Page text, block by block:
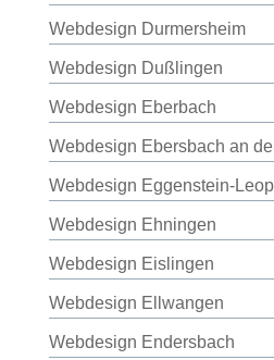
Webdesign Durmersheim
Webdesign Dußlingen
Webdesign Eberbach
Webdesign Ebersbach an
Webdesign Eggenstein-
Webdesign Ehningen
Webdesign Eislingen
Webdesign Ellwangen
Webdesign Endersbach